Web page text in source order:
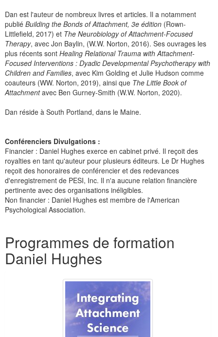
Dan est l'auteur de nombreux livres et articles. Il a notamment
publié Building the Bonds of Attachment, 3e édition (Rown-
Littlefield, 2017) et The Neurobiology of Attachment-Focused
Therapy, avec Jon Baylin, (W.W. Norton, 2016). Ses ouvrages les
plus récents sont Healing Relational Trauma with Attachment-
Focused Interventions : Dyadic Developmental Psychotherapy with
Children and Families, avec Kim Golding et Julie Hudson comme
coauteurs (WW. Norton, 2019), ainsi que The Little Book of
Attachmentavec Ben Gurney-Smith (W.W. Norton, 2020).
Dan réside à South Portland, dans le Maine.
Conférenciers Divulgations :
Financier : Daniel Hughes exerce en cabinet privé. Il reçoit des
royalties en tant qu'auteur pour plusieurs éditeurs. Le Dr Hughes
reçoit des honoraires de conférencier et des redevances
d'enregistrement de PESI, Inc. Il n'a aucune relation financière
pertinente avec des organisations inéligibles.
Non financier : Daniel Hughes est membre de l'American
Psychological Association.
Programmes de formation
Daniel Hughes